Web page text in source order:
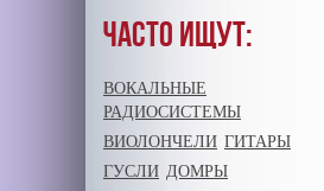
Часто ищут:
ВОКАЛЬНЫЕ
РАДИОСИСТЕМЫ
ВИОЛОНЧЕЛИ ГИТАРЫ
ГУСЛИ ДОМРЫ